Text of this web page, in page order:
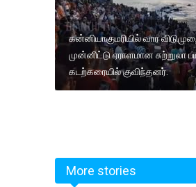
கன்னியாகுமரியில் வார
முன்னிட்டு ஏராளமான சுற்றுலா
கடற்கரையில் குவிந்தனர்.
More stories